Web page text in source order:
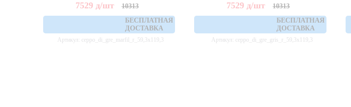
7529 д/шт
10313
БЕСПЛАТНАЯ
ДОСТАВКА
Артикул: ceppo_di_gre_marfil_r_59,3x119,3
7529д/шт
10313
БЕСПЛАТНАЯ
ДОСТАВКА
Артикул: ceppo_di_gre_gris_r_59,3x119,3